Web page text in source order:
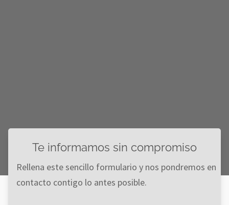
Te informamos sin compromiso
Rellena este sencillo formulario y nos pondremos en
contacto contigo lo antes posible.